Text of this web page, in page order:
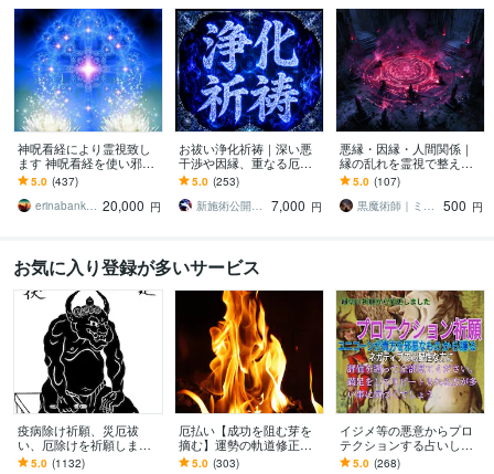
神呪看経により霊視致し
ます 神呪看経を使い邪気
や凡ゆる者を霊視致しま
す
5.0 (437)
erinabankband 20,000 円
お祓い浄化祈祷｜深い悪
干渉や因縁、重なる厄祓
います 原因不明の不調、
悪縁、悪運トラブルを厄
除け祈祷で解決へ導く
5.0 (253)
新施術公開→≪相手意識強制変化≫◆星桜龍
7,000 円
悪縁・因縁・人間関係｜
縁の乱れを霊視で整えま
す 悪縁・因縁・執着を霊
視で見抜き霊的浄化へ導
く「秘儀鑑定」
5.0 (107)
黒魔術師｜ミレイ
500 円
お気に入り登録が多いサービス
疫病除け祈願、災厄祓
い、厄除けを祈願します
厄除大師の秘法で災厄か
5.0 (1132)
厄払い【成功を阻む芽を
摘む】運勢の軌道修正を
します 何をしても結果に
5.0 (303)
イジメ等の悪意からプロ
テクションする占いしま
す ユニコーンは洞察力が
5.0 (268)